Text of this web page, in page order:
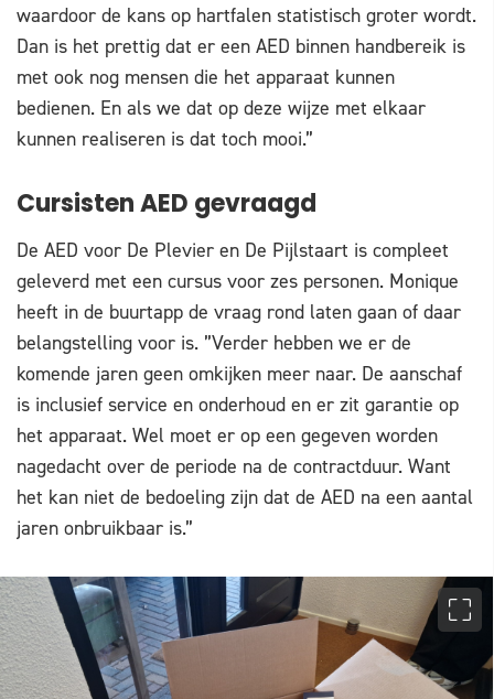
waardoor de kans op hartfalen statistisch groter wordt.
Dan is het prettig dat er een AED binnen handbereik is
met ook nog mensen die het apparaat kunnen
bedienen. En als we dat op deze wijze met elkaar
kunnen realiseren is dat toch mooi.”
Cursisten AED gevraagd
De AED voor De Plevier en De Pijlstaart is compleet
geleverd met een cursus voor zes personen. Monique
heeft in de buurtapp de vraag rond laten gaan of daar
belangstelling voor is. ”Verder hebben we er de
komende jaren geen omkijken meer naar. De aanschaf
is inclusief service en onderhoud en er zit garantie op
het apparaat. Wel moet er op een gegeven worden
nagedacht over de periode na de contractduur. Want
het kan niet de bedoeling zijn dat de AED na een aantal
jaren onbruikbaar is.”